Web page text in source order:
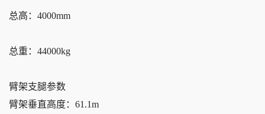
总高：4000mm
总重：44000kg
臂架支腿参数
臂架垂直高度：61.1m